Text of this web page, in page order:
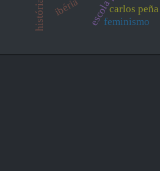
carlos peña
ibéria
feminismo